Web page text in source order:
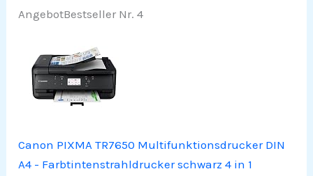
AngebotBestseller Nr. 4
Canon PIXMA TR7650 Multifunktionsdrucker DIN
A4 - Farbtintenstrahldrucker schwarz 4 in 1